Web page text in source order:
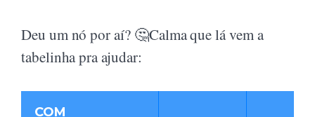
Deu um nó por aí? 🤔Calma que lá vem a
tabelinha pra ajudar:
COM